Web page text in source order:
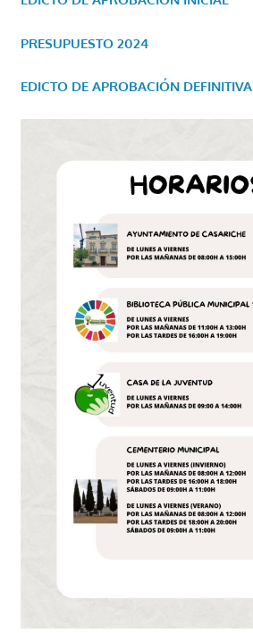
PRESUPUESTO 2024
EDICTO DE APROBACIÓN DEFINITIVA